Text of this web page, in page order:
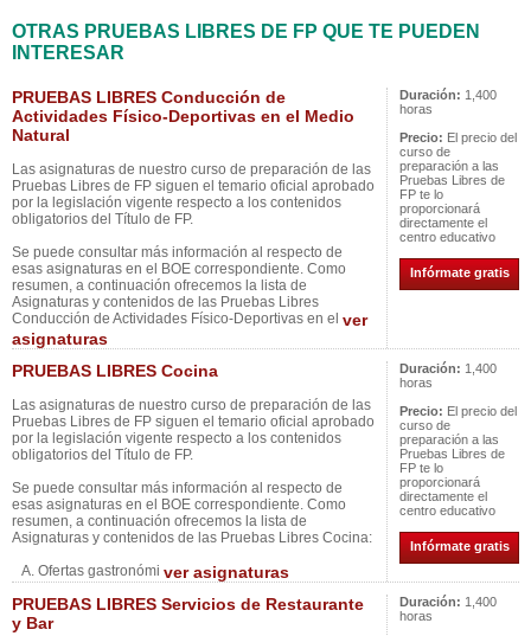
OTRAS PRUEBAS LIBRES DE FP QUE TE PUEDEN
INTERESAR
PRUEBAS LIBRES Conducción de
Actividades Físico-Deportivas en el Medio
Natural
Las asignaturas de nuestro curso de preparación de las
Pruebas Libres de FP siguen el temario oficial aprobado
por la legislación vigente respecto a los contenidos
obligatorios del Título de FP.
Se puede consultar más información al respecto de
esas asignaturas en el BOE correspondiente. Como
resumen, a continuación ofrecemos la lista de
Asignaturas y contenidos de las Pruebas Libres
Conducción de Actividades Físico-Deportivas en el ver
asignaturas
Duración: 1,400
horas
Precio: El precio del
curso de
preparación a las
Pruebas Libres de
FP te lo
proporcionará
directamente el
centro educativo
Infórmate gratis
PRUEBAS LIBRES Cocina
Las asignaturas de nuestro curso de preparación de las
Pruebas Libres de FP siguen el temario oficial aprobado
por la legislación vigente respecto a los contenidos
obligatorios del Título de FP.
Se puede consultar más información al respecto de
esas asignaturas en el BOE correspondiente. Como
resumen, a continuación ofrecemos la lista de
Asignaturas y contenidos de las Pruebas Libres Cocina:
A. Ofertas gastronómi ver asignaturas
Duración: 1,400
horas
Precio: El precio del
curso de
preparación a las
Pruebas Libres de
FP te lo
proporcionará
directamente el
centro educativo
Infórmate gratis
PRUEBAS LIBRES Servicios de Restaurante
y Bar
Duración: 1,400
horas